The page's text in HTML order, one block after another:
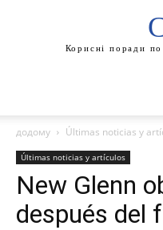
Корисні поради
додому Últimas noticias y
Últimas noticias y artículos
New Glenn
después del